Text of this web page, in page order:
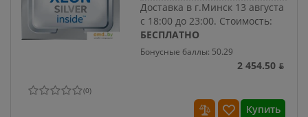
Доставка в г.Минск 13 августа
с 18:00 до 23:00. Стоимость:
БЕСПЛАТНО
Бонусные баллы: 50.29
2 454.50 ƃ
(0)
Купить